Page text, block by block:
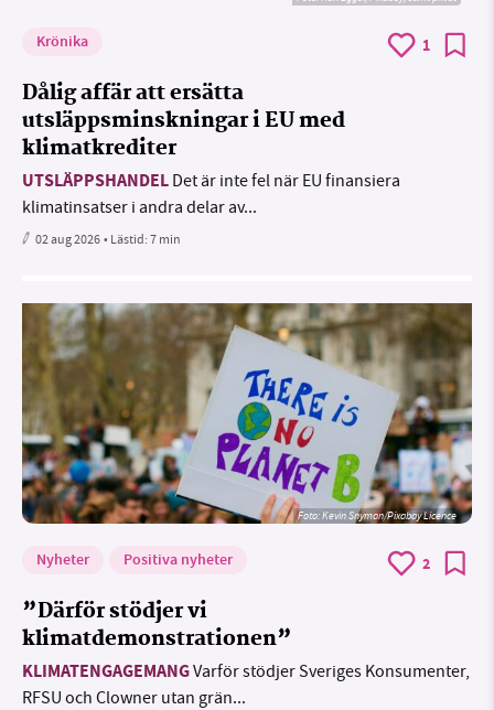
Krönika 1
Dålig affär att ersätta
utsläppsminskningar i EU med
klimatkrediter
UTSLÄPPSHANDEL Det är inte fel när EU finansiera
klimatinsatser i andra delar av...
02 aug 2026• Lästid:7 min
Foto:Kevin Snyman/Pixabay Licence
Nyheter Positiva nyheter 2
”Därför stödjer vi
klimatdemonstrationen”
KLIMATENGAGEMANGVarför stödjer Sveriges Konsumenter,
RFSU och Clowner utan grän...